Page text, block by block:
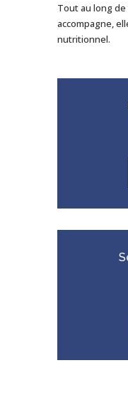
Tout au long de
accompagne,
nutritionnel.